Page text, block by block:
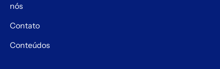
nós
Contato
Conteúdos